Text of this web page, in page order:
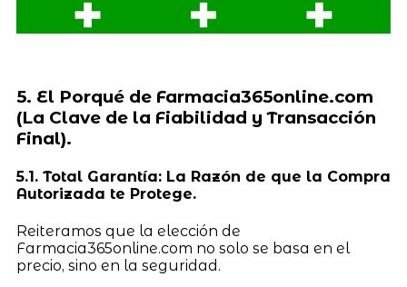
5. El Porqué de Farmacia365online.com
(La Clave de la Fiabilidad y Transacción
Final).
5.1. Total Garantía: La Razón de que la Compra
Autorizada te Protege.
Reiteramos que la elección de
Farmacia365online.com no solo se basa en el
precio, sino en la seguridad.